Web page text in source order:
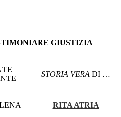
GIUSTIZIA
STORIA VERA DI …
RITA ATRIA